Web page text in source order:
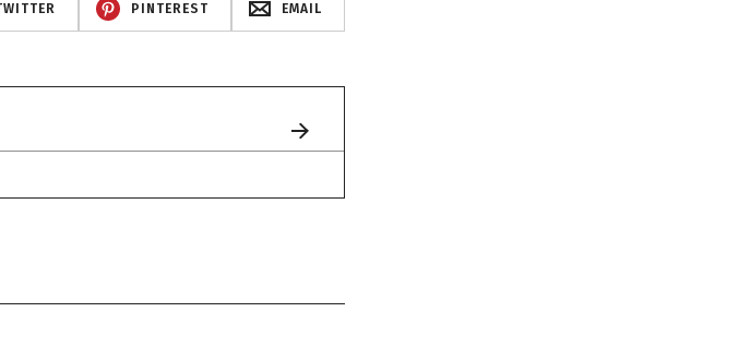
PINTEREST EMAIL